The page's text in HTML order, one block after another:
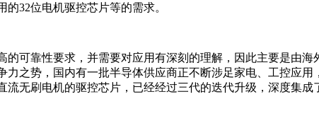
32位电机驱控芯片等的需求。
可靠性要求，并需要对应用有深刻的理解，因此主要是由
力之势，国内有一批半导体供应商正不断涉足家电、工控应
无刷电机的驱控芯片，已经经过三代的迭代升级，深度集